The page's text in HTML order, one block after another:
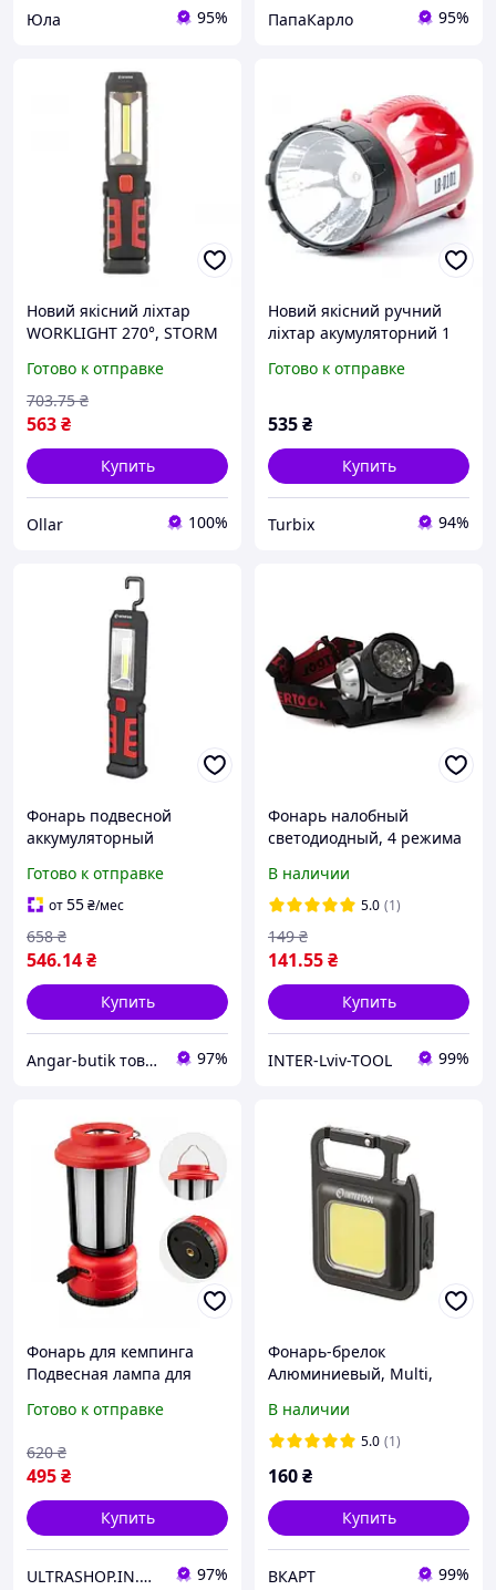
Юла 95% ПапаКарло 95%
Новий якісний ліхтар
WORKLIGHT 270°, STORM
кольору
Готово к отправке
563₴
703.75 ₴
Купить
Ollar 100%
Новий якісний ручний
ліхтар акумуляторний 1
INTERTOOL LB-0101 колір
Готово к отправке
535₴
Купить
Turbix 94%
Фонарь подвесной
аккумуляторный
WORKLIGHT 270°, LED 1Вт,
COB 3Вт, 200Лм
Готово к отправке
от55₴/мес
546.14₴
658 ₴
Купить
Angar-butik товары для дома и быта 97%
Фонарь налобный
светодиодный, 4 режима
батарейки 3 ААА
INTERTOOL LB-0301
В наличии
5.0 (1)
141.55₴
149 ₴
Купить
INTER-Lviv-TOOL 99%
Фонарь для кемпинга
Подвесная лампа для
0210 1 LED + 8 SMD
Готово к отправке
495₴
620 ₴
Купить
ULTRASHOP.IN.UA 🛒 Интернет-магазин трендовых гаджетов 97%
Фонарь-брелок
Алюминиевый, Multi,
В наличии
5.0 (1)
160₴
Купить
ВКАРТ 99%